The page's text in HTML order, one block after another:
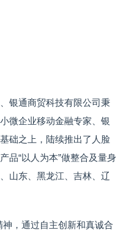
银通商贸科技有限公司秉
微企业移动金融专家、银
础之上，陆续推出了人脸
品“以人为本”做整合及量身
山东、黑龙江、吉林、辽
神，通过自主创新和真诚合